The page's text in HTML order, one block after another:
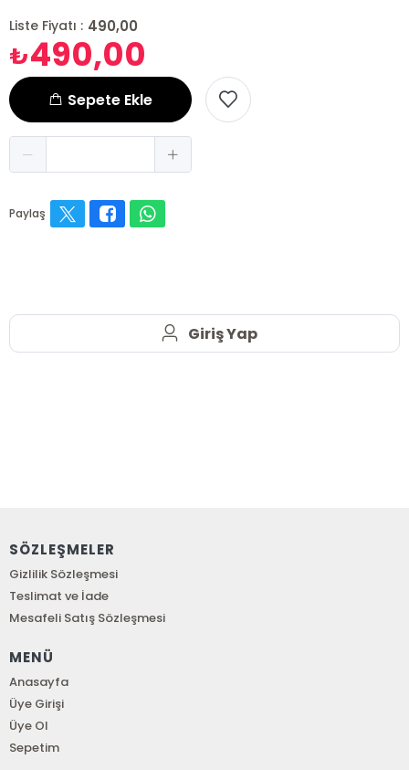
Liste Fiyatı : 490,00
₺490,00
Sepete Ekle
Paylaş
Giriş Yap
SÖZLEŞMELER
Gizlilik Sözleşmesi
Teslimat ve İade
Mesafeli Satış Sözleşmesi
MENÜ
Anasayfa
Üye Girişi
Üye Ol
Sepetim